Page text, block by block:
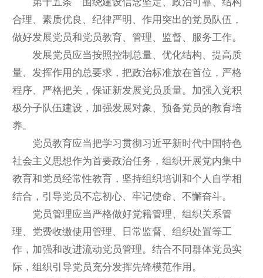
合理、素质优良、纪律严明、作用突出的党员队伍，
做好发展党员和党员教育、管理、监督、服务工作。
发展党员应当按照控制总量、优化结构、提高质
量、发挥作用的总要求，把政治标准放在首位，严格
程序、严格把关，保证新发展党员质量。加强入党积
极分子队伍建设，加强发展对象、预备党员的教育培
养。
党员教育应当把学习贯彻习近平新时代中国特色
社会主义思想作为首要政治任务，组织开展党内集中
教育和党员经常性教育，坚持组织培训和个人自学相
结合，引导党员不忘初心、牢记使命、不懈奋斗。
党员管理应当严格做好党籍管理、组织关系管
理、党费收缴使用管理、日常监督、组织处置等工
作，加强和改进流动党员管理。结合不同群体党员实
际，组织引导党员充分发挥先锋模范作用。